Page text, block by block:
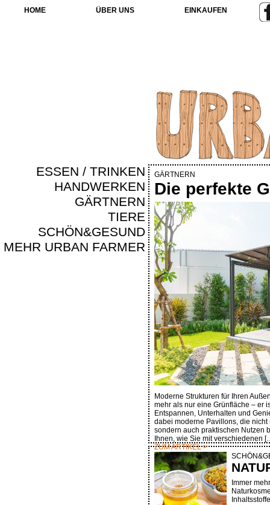
HOME ÜBER UNS EINKAUFEN
ESSEN / TRINKEN
HANDWERKEN
GÄRTNERN
TIERE
SCHÖN&GESUND
MEHR URBAN FARMER
GÄRTNERN
Die perfekte
Moderne Strukturen für Ihren
mehr als nur eine Grünfläche – er
Entspannen, Unterhalten und
dabei moderne Pavillons, die
sondern auch praktischen Nutzen
Ihnen, wie Sie mit verschiedenen
ZUM ARTIKEL >
Immer